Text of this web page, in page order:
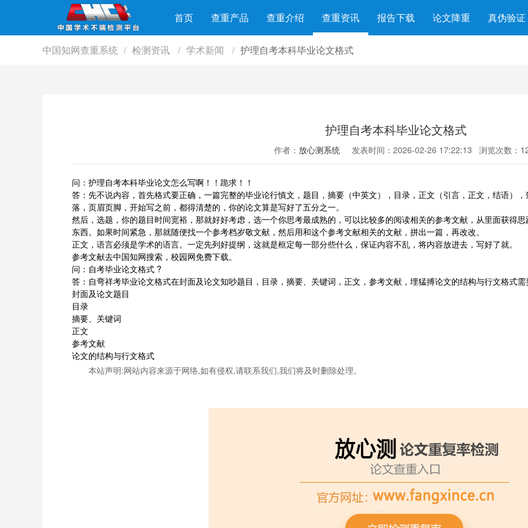
首页 查重产品 查重介绍 查重资讯 报告下载 论文降重 真伪验证
中国知网查重系统 / 检测资讯 / 学术新闻 / 护理自考本科毕业论文格式
护理自考本科毕业论文格式
作者： 放心测系统 发表时间：2026-02-26 17:22:13 浏览次数：
问：护理自考本科毕业论文怎么写啊！！跪求！！
答：先不说内容，首先格式要正确，一篇完整的毕业论行慎文，题目，摘要（中英文），目录，正文（引言，正文，结语）
落，页眉页脚，开始写之前，都得清楚的，你的论文算是写好了五分之一。
然后，选题，你的题目时间宽裕，那就好好考虑，选一个你思考最成熟的，可以比较多的阅读相关的参考文献，从里面获得
东西。如果时间紧急，那就随便找一个参考档岁敬文献，然后用和这个参考文献相关的文献，拼出一篇，再改改。
正文，语言必须是学术的语言。一定先列好提纲，这就是框定每一部分些什么，保证内容不乱，将内容放进去，写好了就。
参考文献去中国知网搜索，校园网免费下载。
问：自考毕业论文格式 ?
答：自弯祥考毕业论文格式在封面及论文知吵题目，目录，摘要、关键词，正文，参考文献，埋猛搏论文的结构与行文格式
封面及论文题目
目录
摘要、关键词
正文
参考文献
论文的结构与行文格式
本站声明:网站内容来源于网络,如有侵权,请联系我们,我们将及时删除处理。